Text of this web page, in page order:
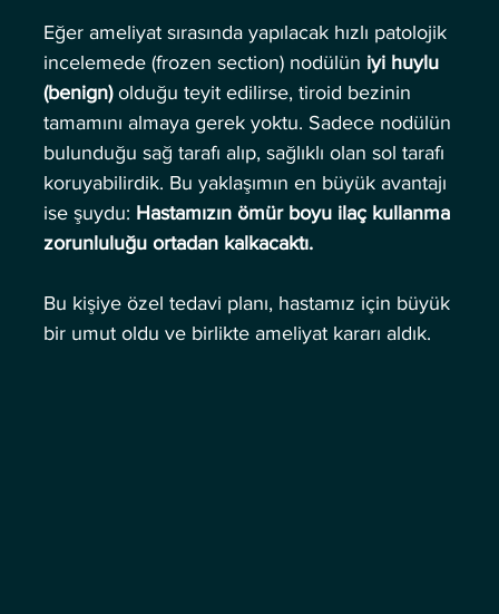
Eğer ameliyat sırasında yapılacak hızlı patolojik
incelemede (frozen section) nodülün iyi huylu
(benign) olduğu teyit edilirse, tiroid bezinin
tamamını almaya gerek yoktu. Sadece nodülün
bulunduğu sağ tarafı alıp, sağlıklı olan sol tarafı
koruyabilirdik. Bu yaklaşımın en büyük avantajı
ise şuydu: Hastamızın ömür boyu ilaç kullanma
zorunluluğu ortadan kalkacaktı.
Bu kişiye özel tedavi planı, hastamız için büyük
bir umut oldu ve birlikte ameliyat kararı aldık.